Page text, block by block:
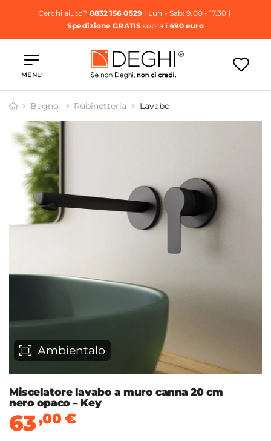
Cerchi aiuto? 0832 156 0529| Lun - Sab: 9.00 - 17.30 |
Spedizione GRATISsopra i 490 euro
MENU
Bagno Rubinetteria Lavabo
Ambientalo
Miscelatore lavabo a muro canna 20 cm
nero opaco – Key
63,00€